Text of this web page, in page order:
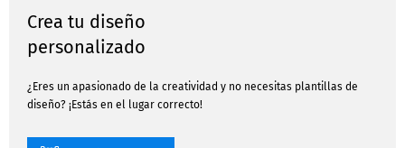
Crea tu diseño
personalizado
¿Eres un apasionado de la creatividad y no necesitas plantillas de
diseño? ¡Estás en el lugar correcto!